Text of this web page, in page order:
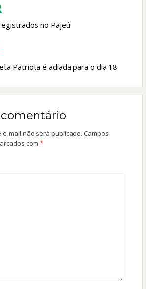
k p
no Pajeú
Patriota é adiada para o dia 18
e-mail não será publicado. Campos
com *